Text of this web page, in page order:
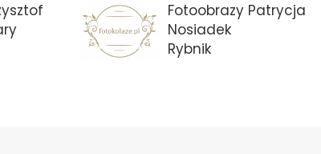
Fotoobrazy Patrycja
Nosiadek
Rybnik